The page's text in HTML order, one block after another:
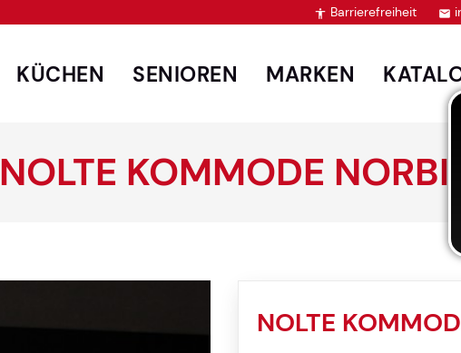
 Barrierefreiheit 
KÜCHEN SENIOREN MARKEN
NOLTE KOMMODE NORBI
NOLTE